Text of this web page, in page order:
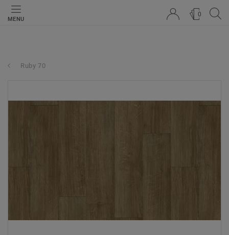
MENU
0
Ruby 70